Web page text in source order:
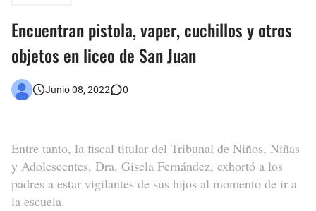
Encuentran pistola, vaper, cuchillos y otros
objetos en liceo de San Juan
Junio 08, 2022 0
Entre tanto, la fiscal titular del Tribunal de Niños, Niñas
y Adolescentes, Dra. Gisela Fernández, exhortó a los
padres a estar vigilantes de sus hijos al momento de ir a
la escuela.